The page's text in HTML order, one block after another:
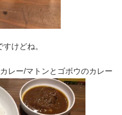
けどね。
レー/マトンとゴボウのカレー